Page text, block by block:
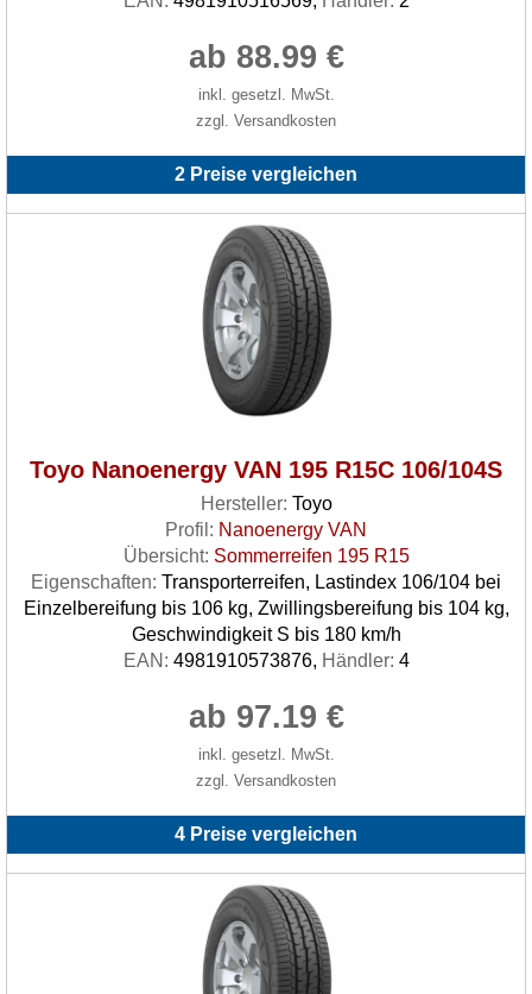
ab 88.99 €
inkl. gesetzl. MwSt.
zzgl. Versandkosten
2 Preise vergleichen
Toyo Nanoenergy VAN 195 R15C 106/104S
Hersteller: Toyo
Profil: Nanoenergy VAN
Übersicht: Sommerreifen 195 R15
Eigenschaften: Transporterreifen, Lastindex 106/104 bei
Einzelbereifung bis 106 kg, Zwillingsbereifung bis 104 kg,
Geschwindigkeit S bis 180 km/h
EAN: 4981910573876, Händler: 4
ab 97.19 €
inkl. gesetzl. MwSt.
zzgl. Versandkosten
4 Preise vergleichen